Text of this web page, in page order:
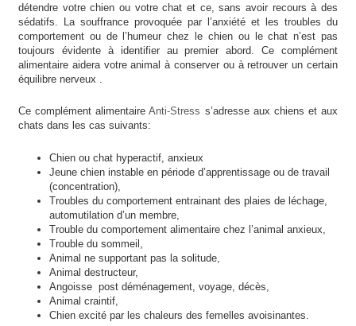
détendre votre chien ou votre chat et ce, sans avoir recours à des
sédatifs. La souffrance provoquée par l’anxiété et les troubles du
comportement ou de l’humeur chez le chien ou le chat n’est pas
toujours évidente à identifier au premier abord. Ce complément
alimentaire aidera votre animal à conserver ou à retrouver un certain
équilibre nerveux .
Ce complément alimentaire Anti-Stress s’adresse aux chiens et aux
chats dans les cas suivants:
Chien ou chat hyperactif, anxieux
Jeune chien instable en période d’apprentissage ou de travail
(concentration),
Troubles du comportement entrainant des plaies de léchage,
automutilation d’un membre,
Trouble du comportement alimentaire chez l’animal anxieux,
Trouble du sommeil,
Animal ne supportant pas la solitude,
Animal destructeur,
Angoisse post déménagement, voyage, décès,
Animal craintif,
Chien excité par les chaleurs des femelles avoisinantes.